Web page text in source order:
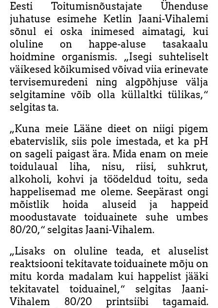
Eesti Toitumisnõustajate Ühenduse
juhatuse esimehe Ketlin Jaani-Vihalemi
sõnul ei oska inimesed aimatagi, kui
oluline on happe-aluse tasakaalu
hoidmine organismis. „Isegi suhteliselt
väikesed kõikumised võivad viia erinevate
tervisemuredeni ning algpõhjuse välja
selgitamine võib olla küllaltki tülikas,“
selgitas ta.
„Kuna meie Lääne dieet on niigi pigem
ebatervislik, siis pole imestada, et ka pH
on sageli paigast ära. Mida enam on meie
toidulaual liha, nisu, riisi, suhkrut,
alkoholi, kohvi ja töödeldud toitu, seda
happelisemad me oleme. Seepärast ongi
mõistlik hoida aluseid ja happeid
moodustavate toiduainete suhe umbes
80/20,“ selgitas Jaani-Vihalem.
„Lisaks on oluline teada, et aluselist
reaktsiooni tekitavate toiduainete mõju on
mitu korda madalam kui happelist jääki
tekitavatel toiduainel,“ selgitas Jaani-
Vihalem 80/20 printsiibi tagamaid.